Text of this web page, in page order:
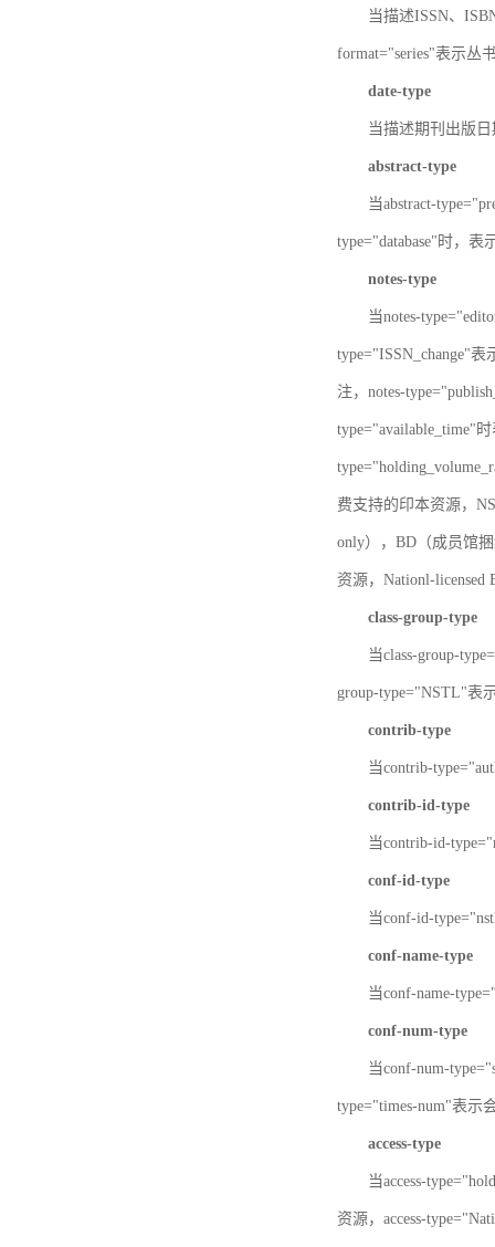
当描述ISSN、
format="series"表示丛
date-type
当描述期刊出版日
abstract-type
当abstract-
type="database"时，表
notes-type
当notes-
type="ISSN_change"
注，notes-
type="available_time"
费支持的印本资源，
only），BD（成员馆
资源，Nationl-licensed
class-group-type
当class-group-
group-type="NSTL"表
contrib-type
当contrib-
contrib-id-type
当contrib-id-
conf-id-type
当conf-id-
conf-name-type
当conf-name-
conf-num-type
当conf-num-
type="times-num"表示
access-type
当access-
资源，access-